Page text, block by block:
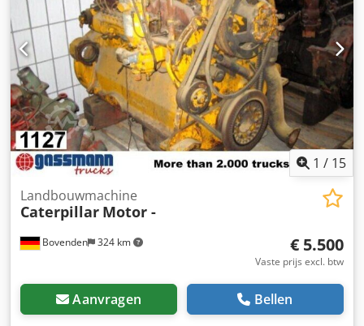
1 / 15
Bovenden 324 km
Landbouwmachine
Caterpillar Motor -
€ 5.500
Vaste prijs excl. btw
Aanvragen Bellen